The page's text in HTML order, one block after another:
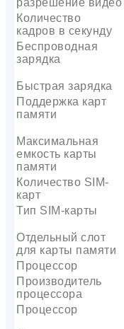
разрешение видео
Количество
кадров в секунду
Беспроводная
зарядка
Быстрая зарядка
Поддержка карт
памяти
Максимальная
емкость карты
памяти
Количество SIM-
карт
Тип SIM-карты
Отдельный слот
для карты памяти
Процессор
Производитель
процессора
Процессор